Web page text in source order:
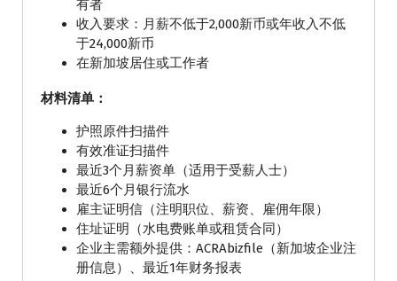
有者
收入要求：月薪不低于2,000新币或年收入不低
于24,000新币
在新加坡居住或工作者
材料清单：
护照原件扫描件
有效准证扫描件
最近3个月薪资单（适用于受薪人士）
最近6个月银行流水
雇主证明信（注明职位、薪资、雇佣年限）
住址证明（水电费账单或租赁合同）
企业主需额外提供：ACRAbizfile（新加坡企业注
册信息）、最近1年财务报表